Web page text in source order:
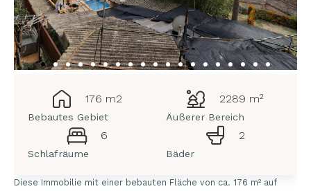
176 m2
Bebautes Gebiet
2289 m²
Äußerer Bereich
6
Schlafräume
2
Bäder
Diese Immobilie mit einer bebauten Fläche von ca. 176 m² auf